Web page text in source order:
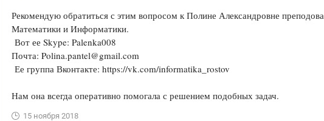
Рекомендую обратиться с этим вопросом к Полине Александровне
Математики и Информатики.
Вот ее Skype: Palenka008
Почта: Polina.pantel@gmail.com
Ее группа Вконтакте: https://vk.com/informatika_rostov
Нам она всегда оперативно помогала с решением подобных задач.
15 ноября 2018